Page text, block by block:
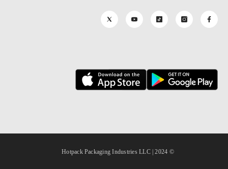
© 2024 | Hotpack Packaging Industries LLC